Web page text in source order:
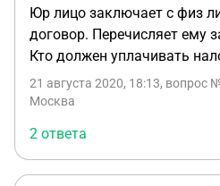
Юр лицо заключает с физ
договор. Перечисляет ему
Кто должен уплачивать
21 августа 2020, 18:13, вопрос
Москва
2 ответа